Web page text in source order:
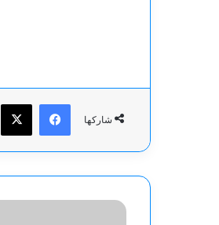
شاركها
فيسبوك
‫X
الصحفي